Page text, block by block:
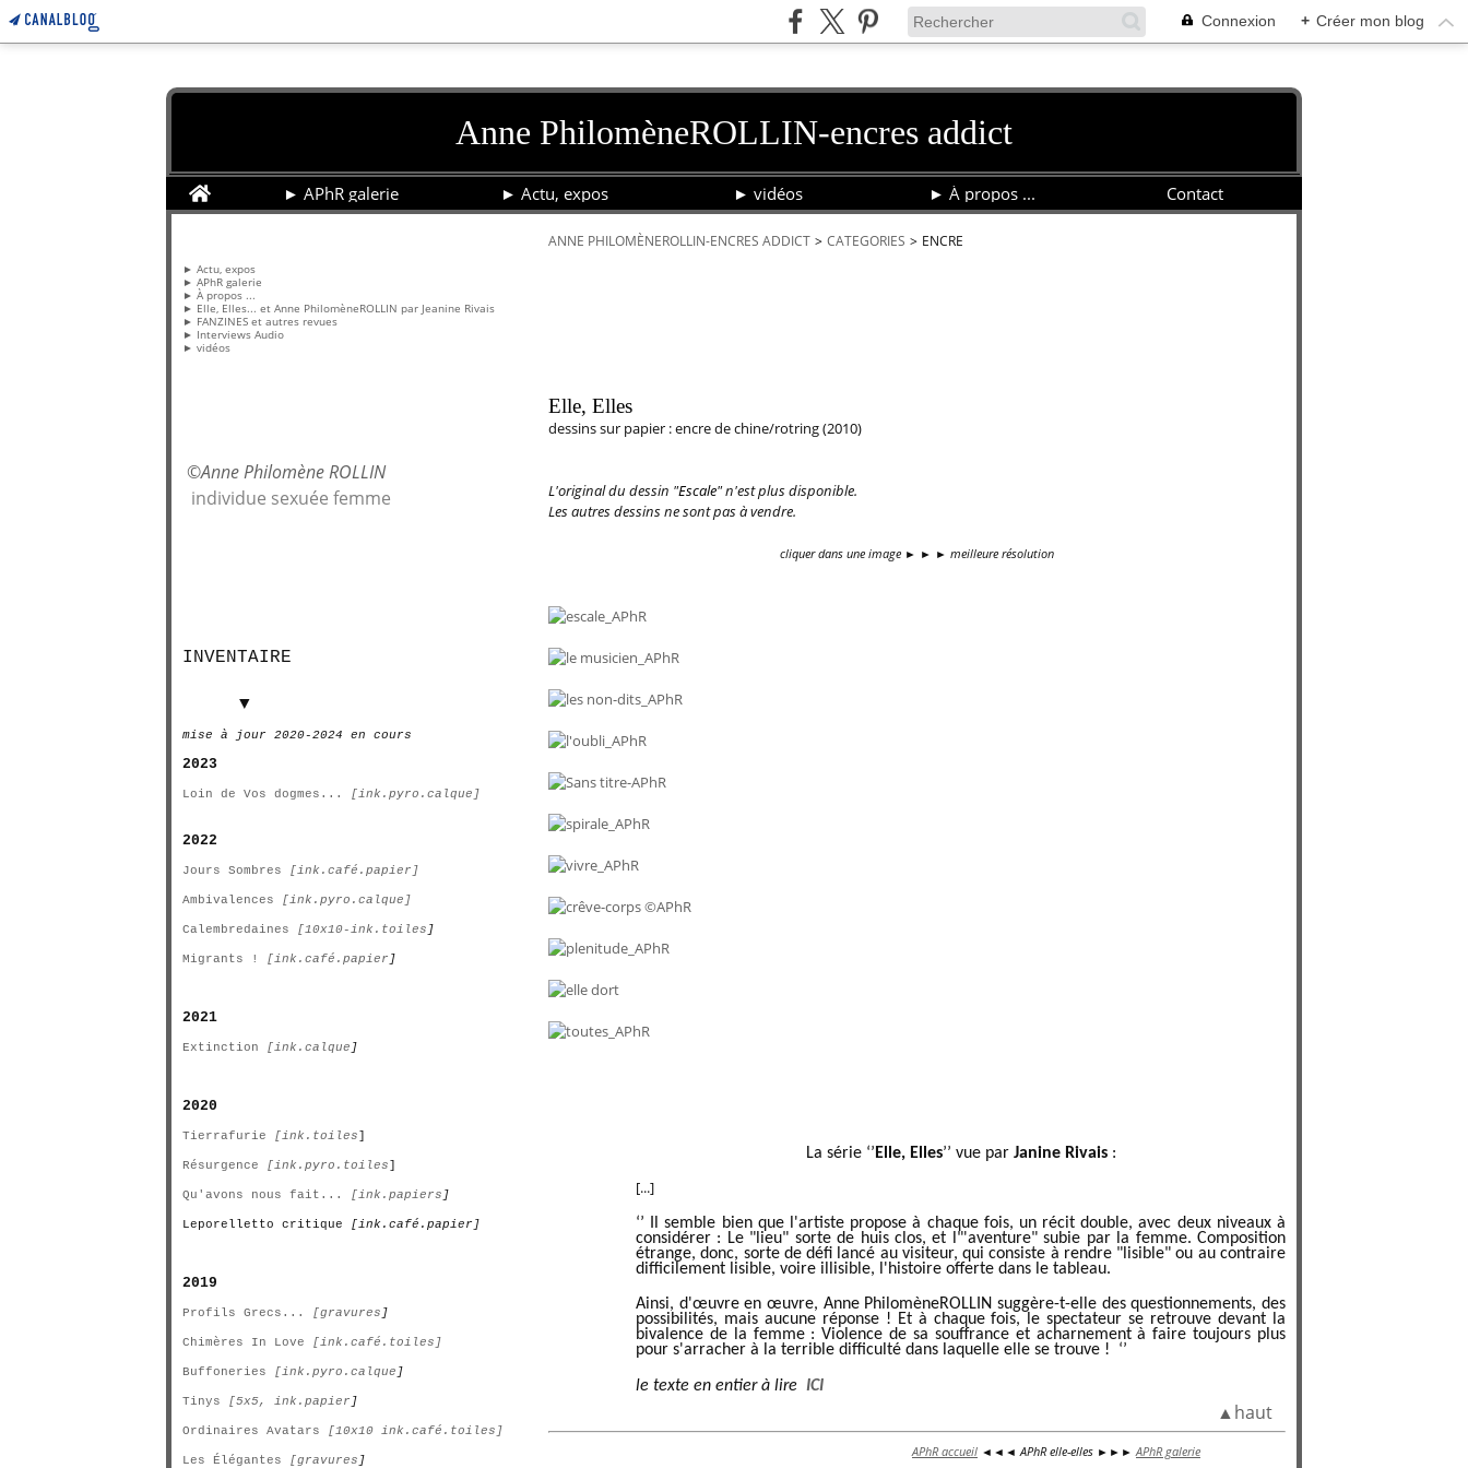
Connexion + Créer mon blog
Anne PhilomèneROLLIN-encres addict
Home ► APhR galerie ► Actu, expos ► vidéos ► À propos ... Contact
► Actu, expos
► APhR galerie
► À propos ...
► Elle, Elles... et Anne PhilomèneROLLIN par Jeanine Rivais
► FANZINES et autres revues
► Interviews Audio
► vidéos
©Anne Philomène ROLLIN
individue sexuée femme
INVENTAIRE
▼
mise à jour 2020-2024 en cours
2023
Loin de Vos dogmes... [ink.pyro.calque]
2022
Jours Sombres [ink.café.papier]
Ambivalences [ink.pyro.calque]
Calembredaines [10x10-ink.toiles ]
Migrants ! [ink.café.papier ]
2021
Extinction [ink.calque ]
2020
Tierrafurie [ink.toiles]
Résurgence [ink.pyro.toiles]
Qu'avons nous fait... [ink.papiers ]
Leporelletto critique [ink.café.papier]
2019
Profils Grecs... [gravures ]
Chimères In Love [ink.café.toiles]
Buffoneries [ink.pyro.calque ]
Tinys [5x5, ink.papier ]
Ordinaires Avatars [10x10 ink.café.toiles]
Les Élégantes [gravures ]
ANNE PHILOMÈNEROLLIN-ENCRES ADDICT > CATEGORIES > ENCRE
Elle, Elles
dessins sur papier : encre de chine/rotring (2010)
L'original du dessin "Escale" n'est plus disponible.
Les autres dessins ne sont pas à vendre.
cliquer dans une image ► ► ► meilleure résolution
La série ‘’ Elle, Elles’’ vue par Janine Rivais:
[...]
‘’
Il semble bien que l'artiste propose à chaque fois, un récit double, avec deux niveaux à
considérer : Le "lieu" sorte de huis clos, et l"'aventure" subie par la femme. Composition
étrange, donc, sorte de défi lancé au visiteur, qui consiste à rendre "lisible" ou au contraire
difficilement lisible, voire illisible, l'histoire offerte dans le tableau.
Ainsi, d'œuvre en œuvre, Anne PhilomèneROLLIN suggère-t-elle des questionnements, des
possibilités, mais aucune réponse ! Et à chaque fois, le spectateur se retrouve devant la
bivalence de la femme : Violence de sa souffrance et acharnement à faire toujours plus
pour s'arracher à la terrible difficulté dans laquelle elle se trouve ! ‘’
le texte en entier à lire ICI
▲haut
APhR accueil ◄◄◄ APhR elle-elles ►►► APhR galerie